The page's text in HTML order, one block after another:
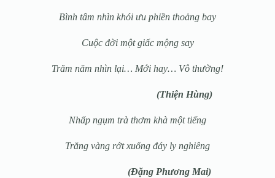
Bình tâm nhìn khói ưu phiền thoảng bay
Cuộc đời một giấc mộng say
Trăm năm nhìn lại… Mới hay… Vô thường!
(Thiện Hùng)
Nhấp ngụm trà thơm khà một tiếng
Trăng vàng rớt xuống đáy ly nghiêng
(Đặng Phương Mai)